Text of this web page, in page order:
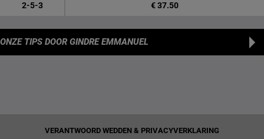
2-5-3 € 37.50
ONZE TIPS DOOR GINDRE EMMANUEL
VERANTWOORD WEDDEN & PRIVACYVERKLARING